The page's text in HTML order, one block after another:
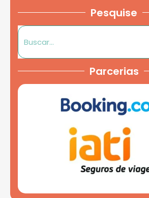
Pesquise
Parcerias